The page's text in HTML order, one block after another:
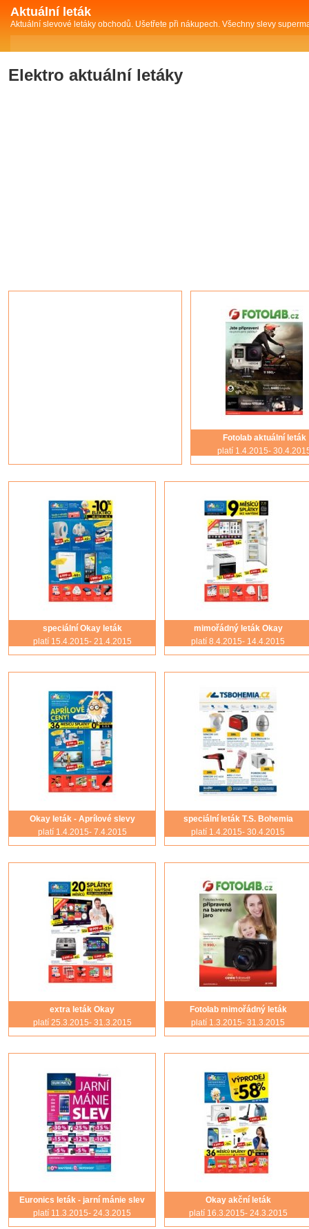
Aktuální leták
Aktuální slevové letáky obchodů. Ušetřete při nákupech. Všechny slevy
Elektro aktuální letáky
Fotolab aktuální leták
platí 1.4.2015-
speciální Okay leták
platí 15.4.2015- 21.4.2015
mimořádný leták Okay
platí 8.4.2015- 14.4.2015
Okay leták - Aprílové slevy
platí 1.4.2015- 7.4.2015
speciální leták T.S. Bohemia
platí 1.4.2015- 30.4.2015
extra leták Okay
platí 25.3.2015- 31.3.2015
Fotolab mimořádný leták
platí 1.3.2015- 31.3.2015
Euronics leták - jarní mánie slev
platí 11.3.2015- 24.3.2015
Okay akční leták
platí 16.3.2015- 24.3.2015